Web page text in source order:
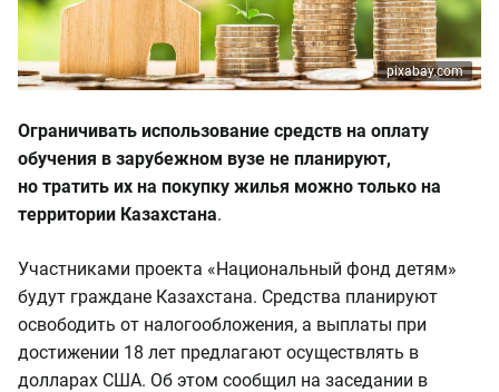
pixabay.com
Ограничивать использование средств на оплату
обучения в зарубежном вузе не планируют,
но тратить их на покупку жилья можно только на
территории Казахстана.
Участниками проекта «Национальный фонд детям»
будут граждане Казахстана. Средства планируют
освободить от налогообложения, а выплаты при
достижении 18 лет предлагают осуществлять в
долларах США. Об этом сообщил на заседании в